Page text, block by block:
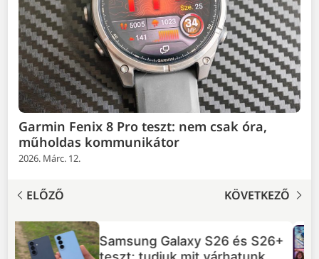
Garmin Fenix 8 Pro teszt: nem csak óra,
műholdas kommunikátor
2026. Márc. 12.
ELŐZŐ KÖVETKEZŐ
TOP 5 dolog, amit tudnod
érdemes a GTA VI-ról